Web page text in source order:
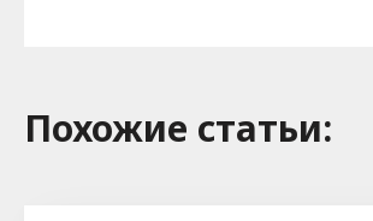
Похожие cтатьи: